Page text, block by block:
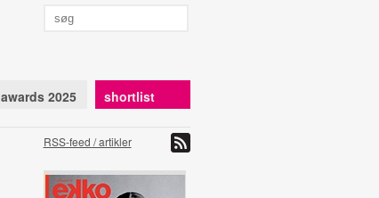
awards 2025 shortlist
RSS-feed / artikler